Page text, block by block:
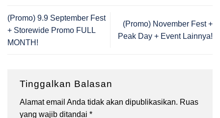
(Promo) 9.9 September Fest
+ Storewide Promo FULL
MONTH!
(Promo) November Fest +
Peak Day + Event Lainnya!
Tinggalkan Balasan
Alamat email Anda tidak akan dipublikasikan. Ruas
yang wajib ditandai *